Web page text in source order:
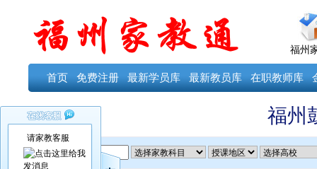
福州
首页 免费注册 最新学员库 最新教员库 在职教师库
福州
ID
请家教客服